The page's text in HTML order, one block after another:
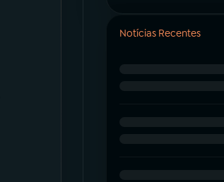
Notícias Recentes